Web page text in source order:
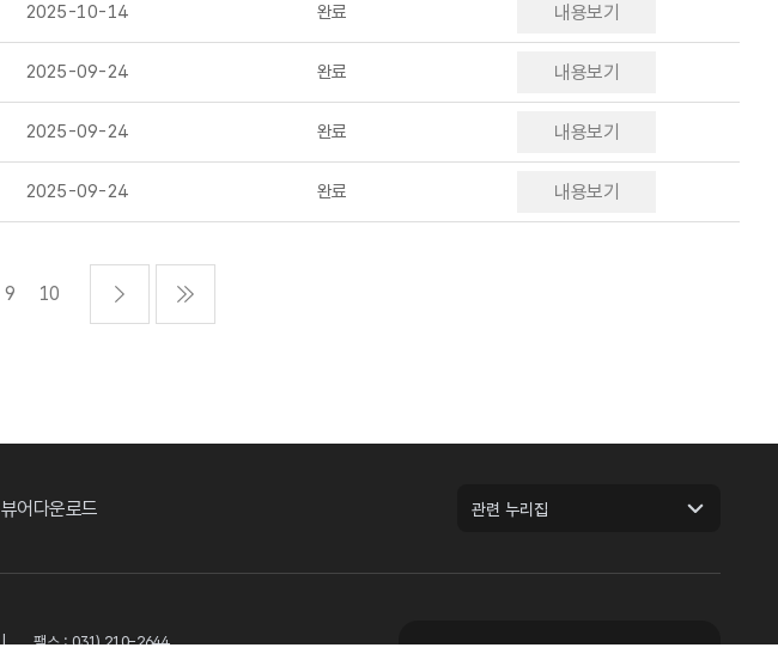
2025-10-14 완료 내용보기
2025-09-24 완료 내용보기
2025-09-24 완료 내용보기
2025-09-24 완료 내용보기
9 10
뷰어다운로드 관련 누리집
팩스 : 031) 210-2644